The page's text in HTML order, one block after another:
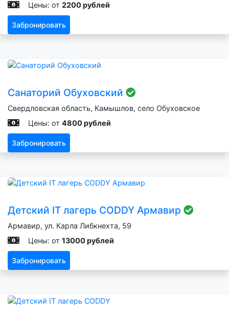
Цены: от 2200 рублей
Забронировать
Санаторий Обуховский
Свердловская область, Камышлов, село Обуховское
Цены: от 4800 рублей
Забронировать
Детский IT лагерь CODDY Армавир
Армавир, ул. Карла Либкнехта, 59
Цены: от 13000 рублей
Забронировать